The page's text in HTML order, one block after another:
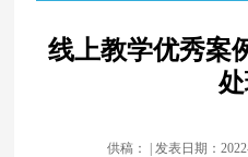
线上教学优秀案
供稿： | 发表日期：